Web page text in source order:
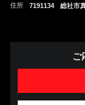
住所 7191134 総社市
ご